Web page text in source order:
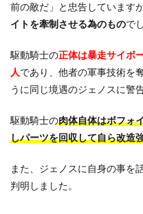
vsニ
ャー
ン
2.2
駆動
騎士
の強
2.3
駆動
の声
「上
前の敵だ」と忠告しています
イトを牽制させる為のもので
駆動騎士の正体は暴走サイボ
人であり、他者の軍事技術を
うに同じ境遇のジェノスに警
駆動騎士の肉体自体はボフォ
しパーツを回収して自ら改造
また、ジェノスに自身の事を
判明しました。